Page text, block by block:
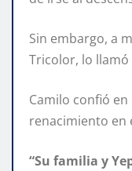
Sin embargo, a
Tricolor, lo llamó
Camilo confió en
renacimiento en
“Su familia y